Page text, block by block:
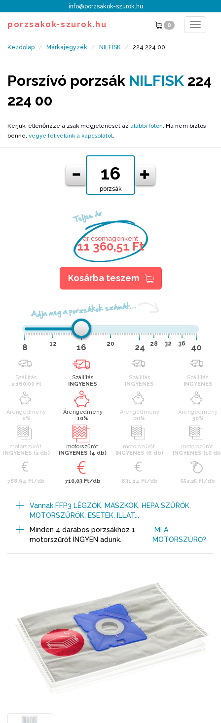
info@porzsakok-szurok.hu
porzsakok-szurok.hu 0
Toggle
Kezdőlap Márkajegyzék NILFISK 224 224 00
Porszívó porzsák NILFISK 224
224 00
Kérjük, ellenőrizze a zsák megjelenését az alábbi fotón. Ha nem biztos
benne, vegye fel velünk a kapcsolatot.
Adja meg a porzsákok számát…
8 12 16 20 24 28 32 36 40
Szállítás
2 160,00 Ft
Árengedmény
0%
motorszűrőt
INGYENES (2 db)
788,94 Ft/db
Szállítás
INGYENES
Árengedmény
10%
motorszűrőt
INGYENES (4 db)
710,03 Ft/db
Szállítás
INGYENES
Árengedmény
20%
motorszűrőt
INGYENES (6 db)
631,14 Ft/db
Szállítás
INGYENES
Árengedmény
30%
motorszűrőt
INGYENES (10
552,25 Ft/db
porzsák
Teljes ár
ár csomagonként
11 360,51 Ft
Kosárba teszem
Vannak FFP3 LÉGZŐK, MASZKOK, HEPA SZŰRŐK,
MOTORSZŰRŐK, ESETEK, ILLAT...
Minden 4 darabos porzsákhoz 1
motorszűrőt INGYEN adunk.
MI A
MOTORSZŰRŐ?